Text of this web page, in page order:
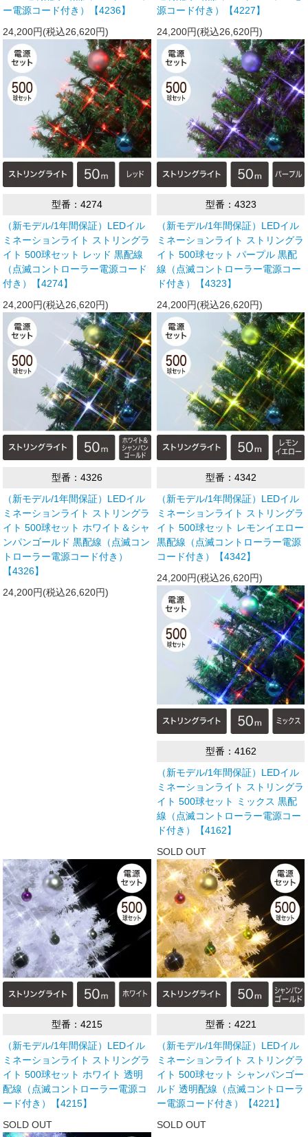
ー電源コード付き）【4236】
24,200円(税込26,620円)
源コード付き）【4227】
24,200円(税込26,620円)
型番：4274
（新モデル/1年間保証）LEDイル
ミネーションライト ストリングラ
イト 500球セット レッド 黒配線
（点滅コントローラー電源コード
付き）【4274】
24,200円(税込26,620円)
型番：4323
（新モデル/1年間保証）LEDイル
ミネーションライト ストリングラ
イト 500球セット パープル 黒配
線（点滅コントローラー電源コー
ド付き）【4323】
24,200円(税込26,620円)
型番：4326
（新モデル/1年間保証）LEDイル
ミネーションライト ストリングラ
イト 500球セット ホワイト＆シャ
ンパンゴールド 黒配線（点滅コン
トローラー電源コード付き）
【4326】
24,200円(税込26,620円)
型番：4342
（新モデル/1年間保証）LEDイル
ミネーションライト ストリングラ
イト 500球セット レモンイエロー
黒配線（点滅コントローラー電源
コード付き）【4342】
24,200円(税込26,620円)
型番：4162
（新モデル/1年間保証）LEDイル
ミネーションライト ストリングラ
イト 500球セット ミックス 黒配
線（点滅コントローラー電源コー
ド付き）【4162】
SOLD OUT
型番：4215
（新モデル/1年間保証）LEDイル
ミネーションライト ストリングラ
イト 500球セット ホワイト 透明
配線（点滅コントローラー電源コ
ード付き）【4215】
SOLD OUT
型番：4221
（新モデル/1年間保証）LEDイル
ミネーションライト ストリングラ
イト 500球セット シャンパンゴー
ルド 透明配線（点滅コントローラ
ー電源コード付き）【4221】
SOLD OUT